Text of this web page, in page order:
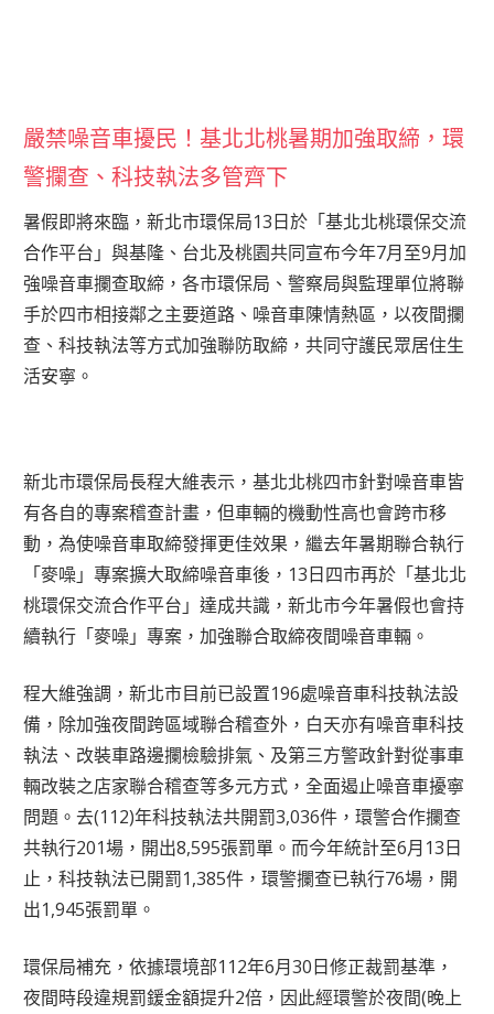
嚴禁噪音車擾民！基北北桃暑期加強取締，環
警攔查、科技執法多管齊下
暑假即將來臨，新北市環保局13日於「基北北桃環保交流
合作平台」與基隆、台北及桃園共同宣布今年7月至9月加
強噪音車攔查取締，各市環保局、警察局與監理單位將聯
手於四市相接鄰之主要道路、噪音車陳情熱區，以夜間攔
查、科技執法等方式加強聯防取締，共同守護民眾居住生
活安寧。
新北市環保局長程大維表示，基北北桃四市針對噪音車皆
有各自的專案稽查計畫，但車輛的機動性高也會跨市移
動，為使噪音車取締發揮更佳效果，繼去年暑期聯合執行
「麥噪」專案擴大取締噪音車後，13日四市再於「基北北
桃環保交流合作平台」達成共識，新北市今年暑假也會持
續執行「麥噪」專案，加強聯合取締夜間噪音車輛。
程大維強調，新北市目前已設置196處噪音車科技執法設
備，除加強夜間跨區域聯合稽查外，白天亦有噪音車科技
執法、改裝車路邊攔檢驗排氣、及第三方警政針對從事車
輛改裝之店家聯合稽查等多元方式，全面遏止噪音車擾寧
問題。去(112)年科技執法共開罰3,036件，環警合作攔查
共執行201場，開出8,595張罰單。而今年統計至6月13日
止，科技執法已開罰1,385件，環警攔查已執行76場，開
出1,945張罰單。
環保局補充，依據環境部112年6月30日修正裁罰基準，
夜間時段違規罰鍰金額提升2倍，因此經環警於夜間(晚上